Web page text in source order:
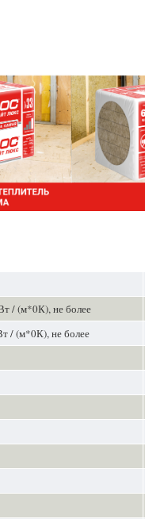
/ (м*0К), не более
/ (м*0К), не более